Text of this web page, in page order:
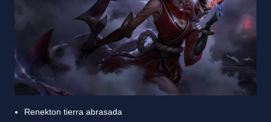
Renekton tierra abrasada